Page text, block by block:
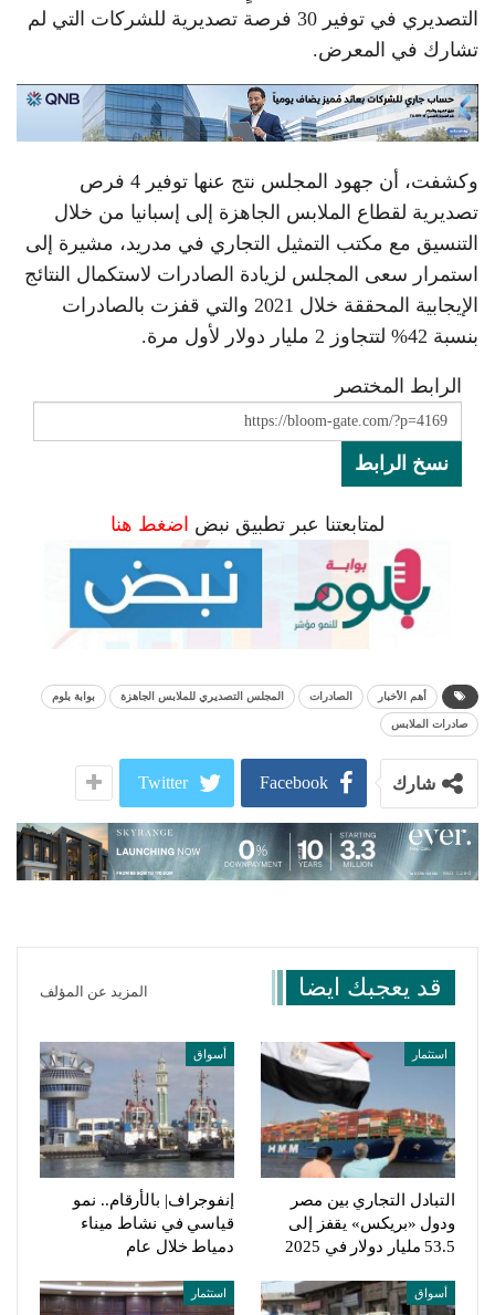
التصديري في توفير 30 فرصة تصديرية للشركات التي لم
تشارك في المعرض.
وكشفت، أن جهود المجلس نتج عنها توفير 4 فرص
تصديرية لقطاع الملابس الجاهزة إلى إسبانيا من خلال
التنسيق مع مكتب التمثيل التجاري في مدريد، مشيرة إلى
استمرار سعى المجلس لزيادة الصادرات لاستكمال النتائج
الإيجابية المحققة خلال 2021 والتي قفزت بالصادرات
بنسبة 42% لتتجاوز 2 مليار دولار لأول مرة.
الرابط المختصر
نسخ الرابط
لمتابعتنا عبر تطبيق نبض اضغط هنا
أهم الأخبار الصادرات المجلس التصديري للملابس الجاهزة بوابة بلوم
صادرات الملابس
شارك Facebook
Twitter
قد يعجبك ايضا المزيد عن المؤلف
استثمار
التبادل التجاري بين مصر
ودول «بريكس» يقفز إلى
53.5 مليار دولار في 2025
أسواق
إنفوجراف| بالأرقام.. نمو
قياسي في نشاط ميناء
دمياط خلال عام
أسواق استثمار